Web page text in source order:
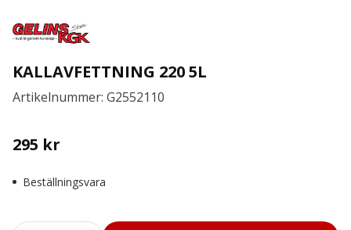
KALLAVFETTNING 220 5L
Artikelnummer: G2552110
295 kr
Beställningsvara